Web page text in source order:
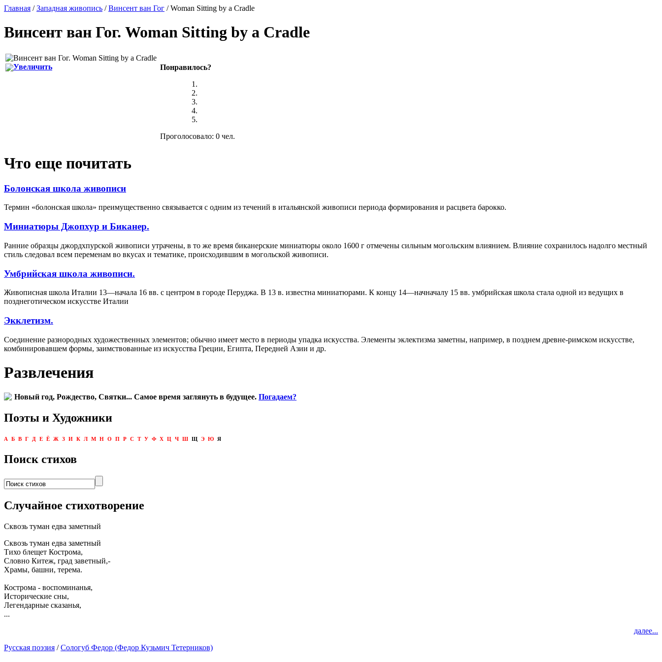
Главная /Западная живопись /Винсент ван Гог / Woman Sitting by a Cradle
Винсент ван Гог. Woman Sitting by a Cradle
Увеличить Понравилось?
Проголосовало: 0 чел.
Что еще почитать
Болонская школа живописи
Термин «болонская школа» преимущественно связывается с одним из течений в итальянской живописи периода формирования и расцвета барокко.
Миниатюры Джопхур и Биканер.
Ранние образцы джордхпурской живописи утрачены, в то же время биканерские миниатюры около 1600 г отмечены сильным могольским влиянием. Влияние сохранилось надолго местный
стиль следовал всем переменам во вкусах и тематике, происходившим в могольской живописи.
Умбрийская школа живописи.
Живописная школа Италии 13—начала 16 вв. с центром в городе Перуджа. В 13 в. известна миниатюрами. К концу 14—начначалу 15 вв. умбрийская школа стала одной из ведущих в
позднеготическом искусстве Италии
Экклетизм.
Соединение разнородных художественных элементов; обычно имеет место в периоды упадка искусства. Элементы эклектизма заметны, например, в позднем древне-римском искусстве,
комбинировавшем формы, заимствованные из искусства Греции, Египта, Передней Азии и др.
Развлечения
Новый год, Рождество, Святки... Самое время заглянуть в будущее. Погадаем?
Поэты и Художники
А Б В Г Д Е Ё Ж З И К Л М Н О П Р С Т У Ф Х Ц Ч Ш Щ Э Ю Я
Поиск стихов
Случайное стихотворение
Сквозь туман едва заметный
Сквозь туман едва заметный
Тихо блещет Кострома,
Словно Китеж, град заветный,-
Храмы, башни, терема.
Кострома - воспоминанья,
Исторические сны,
Легендарные сказанья,
...
далее...
Русская поэзия /Сологуб Федор (Федор Кузьмич Тетерников)